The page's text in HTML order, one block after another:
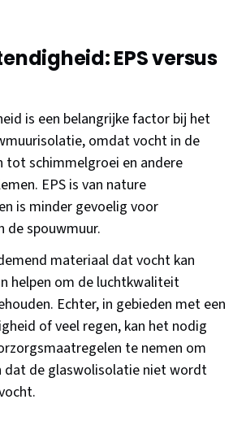
EPS versus
is een belangrijke factor bij het
omdat vocht in de
tot schimmelgroei en andere
EPS is van nature
is minder gevoelig voor
de spouwmuur.
materiaal dat vocht kan
helpen om de luchtkwaliteit
Echter, in gebieden met een
of veel regen, kan het nodig
te nemen om
dat de glaswolisolatie niet wordt